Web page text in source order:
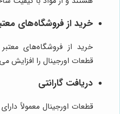
خرید از فروشگاه‌های
خرید از فروشگاه‌های
قطعات اورجینال را افزایش
دریافت گارانتی
قطعات اورجینال معمولاً